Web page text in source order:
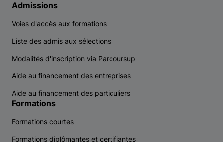
Admissions
Voies d'accès aux formations
Liste des admis aux sélections
Modalités d'inscription via Parcoursup
Aide au financement des entreprises
Aide au financement des particuliers
Formations
Formations courtes
Formations diplômantes et certifiantes